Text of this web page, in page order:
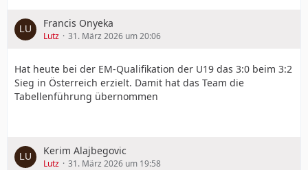
Francis Onyeka
Lutz 31. März 2026 um 20:06
Hat heute bei der EM-Qualifikation der U19 das 3:0 beim 3:2
Sieg in Österreich erzielt. Damit hat das Team die
Tabellenführung übernommen
Kerim Alajbegovic
Lutz 31. März 2026 um 19:58